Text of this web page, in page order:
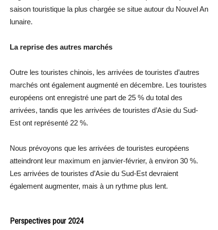
saison touristique la plus chargée se situe autour du Nouvel An
lunaire.
La reprise des autres marchés
Outre les touristes chinois, les arrivées de touristes d’autres
marchés ont également augmenté en décembre. Les touristes
européens ont enregistré une part de 25 % du total des
arrivées, tandis que les arrivées de touristes d’Asie du Sud-
Est ont représenté 22 %.
Nous prévoyons que les arrivées de touristes européens
atteindront leur maximum en janvier-février, à environ 30 %.
Les arrivées de touristes d’Asie du Sud-Est devraient
également augmenter, mais à un rythme plus lent.
Perspectives pour 2024